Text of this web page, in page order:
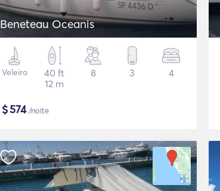
Beneteau Oceanis
Veleiro
40 ft
12 m
8 3 4
$574/noite